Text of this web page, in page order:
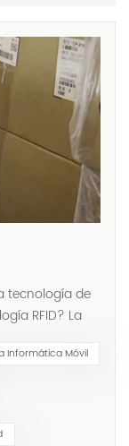
tecnología de
RFID? La
objetos
de barras
de visión
Informática Móvil